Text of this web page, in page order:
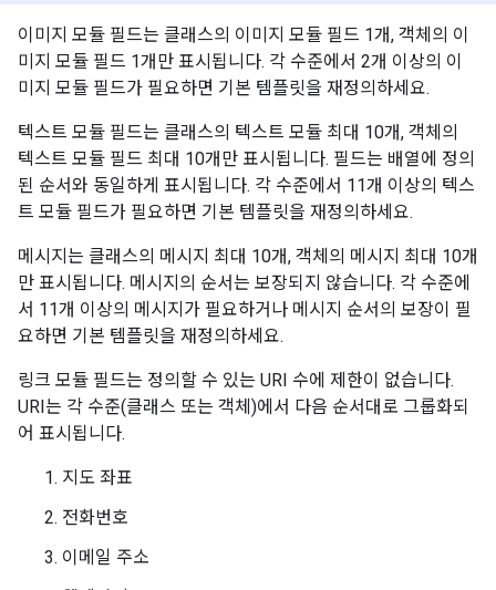
이미지 모듈 필드는 클래스의 이미지 모듈 필드 1개, 객체의 이
미지 모듈 필드 1개만 표시됩니다. 각 수준에서 2개 이상의 이
미지 모듈 필드가 필요하면 기본 템플릿을 재정의하세요.
텍스트 모듈 필드는 클래스의 텍스트 모듈 최대 10개, 객체의
텍스트 모듈 필드 최대 10개만 표시됩니다. 필드는 배열에 정의
된 순서와 동일하게 표시됩니다. 각 수준에서 11개 이상의 텍스
트 모듈 필드가 필요하면 기본 템플릿을 재정의하세요.
메시지는 클래스의 메시지 최대 10개, 객체의 메시지 최대 10개
만 표시됩니다. 메시지의 순서는 보장되지 않습니다. 각 수준에
서 11개 이상의 메시지가 필요하거나 메시지 순서의 보장이 필
요하면 기본 템플릿을 재정의하세요.
링크 모듈 필드는 정의할 수 있는 URI 수에 제한이 없습니다.
URI는 각 수준(클래스 또는 객체)에서 다음 순서대로 그룹화되
어 표시됩니다.
지도 좌표
전화번호
이메일 주소